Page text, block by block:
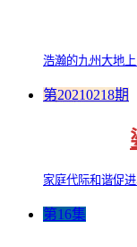
浩瀚的九州大地上
第20210218期
家庭代际和谐促
第16集